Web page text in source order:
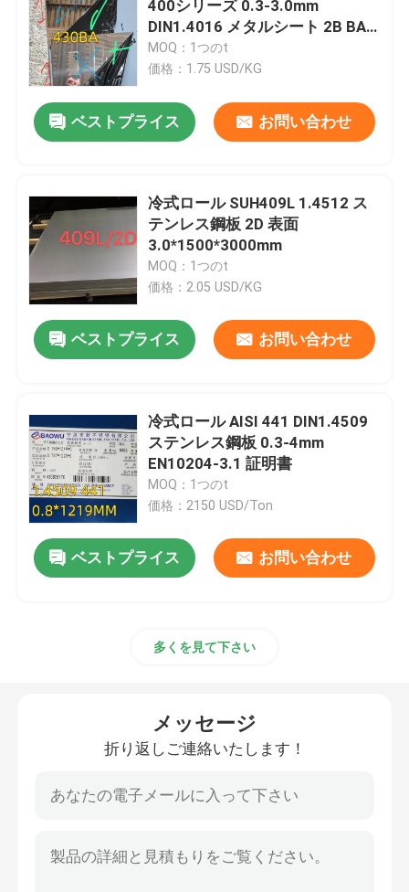
ステンレス鋼の角度棒
ステンレス鋼のフラット バー
ステンレス鋼の四角棒
ステンレス鋼のヘックスバー
複式アパートのステンレス鋼
ニッケル合金
Monelの合金
窒素合金
チタン合金
銅素材
アルミニウム材料
400シリーズ 0.3-3.0mm
DIN1.4016 メタルシート 2B BA
表面
MOQ：1つのt
価格：1.75 USD/KG
ベストプライス お問い合わせ
冷式ロール SUH409L 1.4512 ス
テンレス鋼板 2D 表面
3.0*1500*3000mm
MOQ：1つのt
価格：2.05 USD/KG
ベストプライス お問い合わせ
冷式ロール AISI 441 DIN1.4509
ステンレス鋼板 0.3-4mm
EN10204-3.1 証明書
MOQ：1つのt
価格：2150 USD/Ton
ベストプライス お問い合わせ
多くを見て下さい
メッセージ
折り返しご連絡いたします！